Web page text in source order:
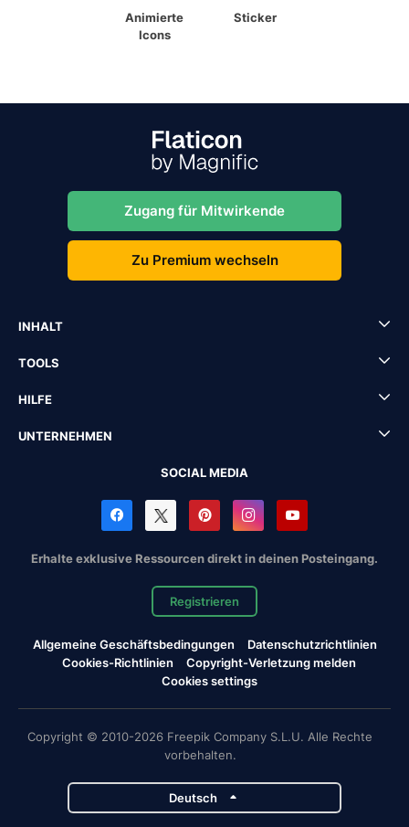
Animierte
Icons
Sticker
Zugang für Mitwirkende
Zu Premium wechseln
INHALT
TOOLS
HILFE
UNTERNEHMEN
SOCIAL MEDIA
Erhalte exklusive Ressourcen direkt in deinen Posteingang.
Registrieren
Allgemeine Geschäftsbedingungen
Datenschutzrichtlinien
Cookies-Richtlinien
Copyright-Verletzung melden
Cookies settings
Copyright © 2010-2026 Freepik Company S.L.U. Alle Rechte
vorbehalten.
Deutsch